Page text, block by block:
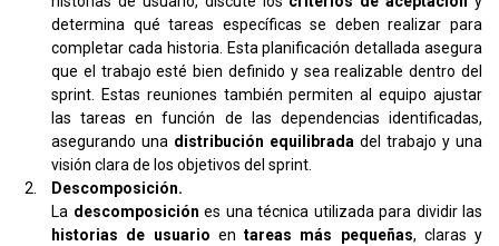
determina qué tareas específicas se deben realizar para
completar cada historia. Esta planificación detallada asegura
que el trabajo esté bien definido y sea realizable dentro del
sprint. Estas reuniones también permiten al equipo ajustar
las tareas en función de las dependencias identificadas,
asegurando una distribución equilibrada del trabajo y una
visión clara de los objetivos del sprint.
Descomposición.
La descomposición es una técnica utilizada para dividir las
historias de usuario en tareas más pequeñas, claras y